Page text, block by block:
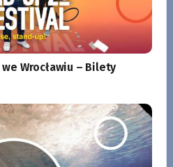
Wrocławiu – Bilety